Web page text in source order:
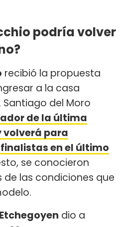
podría volver
recibió la propuesta
a la casa
. Santiago del Moro
de la última
volverá para
en el último
se conocieron
de las condiciones que
dio a